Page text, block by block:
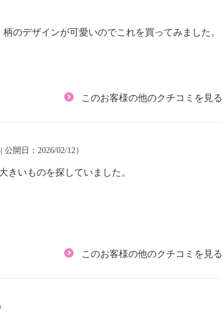
のデザインが可愛いのでこれを買ってみました。
このお客様の他のクチコミを見る
開日：2026/02/12）
きいものを探していました。
このお客様の他のクチコミを見る